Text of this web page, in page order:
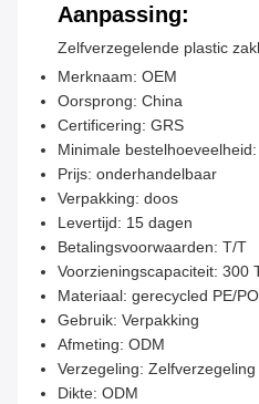
Aanpassing:
Zelfverzegelende plastic
Merknaam: OEM
Oorsprong: China
Certificering: GRS
Minimale
Prijs: onderhandelbaar
Verpakking: doos
Levertijd: 15 dagen
Betalingsvoorwaarden: T/T
Voorzieningscapaciteit: 300
Materiaal: gerecycled PE/
Gebruik: Verpakking
Afmeting: ODM
Verzegeling: Zelfverzegeling
Dikte: ODM